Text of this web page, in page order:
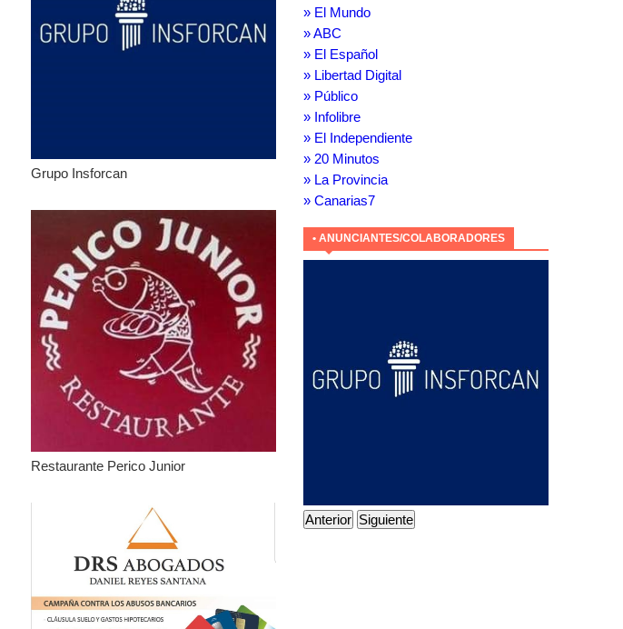
Grupo Insforcan
Restaurante Perico Junior
» El Mundo
» ABC
» El Español
» Libertad Digital
» Público
» Infolibre
» El Independiente
» 20 Minutos
» La Provincia
» Canarias7
• ANUNCIANTES/COLABORADORES
Anterior Siguiente